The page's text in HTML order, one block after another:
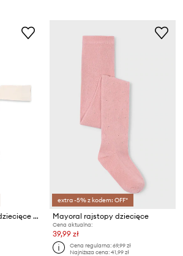
Konges Sløjd rajstopy dziecięce 2 PACK LUREX TIGHTS 2-pack
extra -5% z kodem: OFF*
Mayoral rajstopy dziecięce
Cena aktualna:
39,99 zł
Cena regularna:69,99 zł
Najniższa cena:41,99 zł